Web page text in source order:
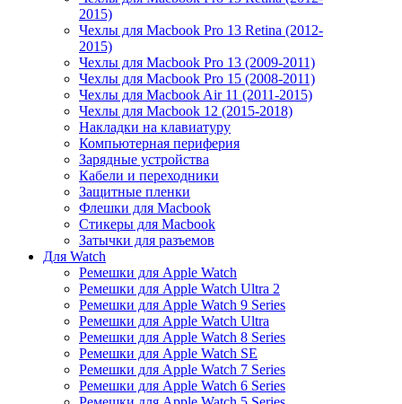
2015)
Чехлы для Macbook Pro 13 Retina (2012-
2015)
Чехлы для Macbook Pro 13 (2009-2011)
Чехлы для Macbook Pro 15 (2008-2011)
Чехлы для Macbook Air 11 (2011-2015)
Чехлы для Macbook 12 (2015-2018)
Накладки на клавиатуру
Компьютерная периферия
Зарядные устройства
Кабели и переходники
Защитные пленки
Флешки для Macbook
Стикеры для Macbook
Затычки для разъемов
Для Watch
Ремешки для Apple Watch
Ремешки для Apple Watch Ultra 2
Ремешки для Apple Watch 9 Series
Ремешки для Apple Watch Ultra
Ремешки для Apple Watch 8 Series
Ремешки для Apple Watch SE
Ремешки для Apple Watch 7 Series
Ремешки для Apple Watch 6 Series